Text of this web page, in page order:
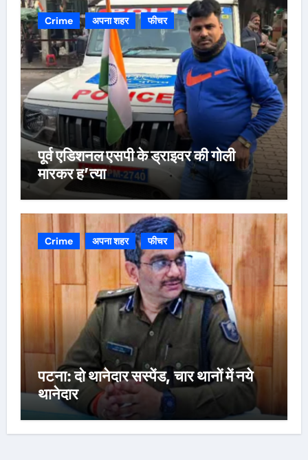
Crime अपना शहर फीचर
पूर्व एडिशनल एसपी के ड्राइवर की गोली
मारकर ह’त्या
Crime अपना शहर फीचर
पटना: दो थानेदार सस्पेंड, चार थानों में नये
थानेदार